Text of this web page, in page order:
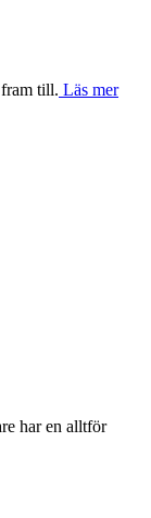
till. Läs mer
har en alltför